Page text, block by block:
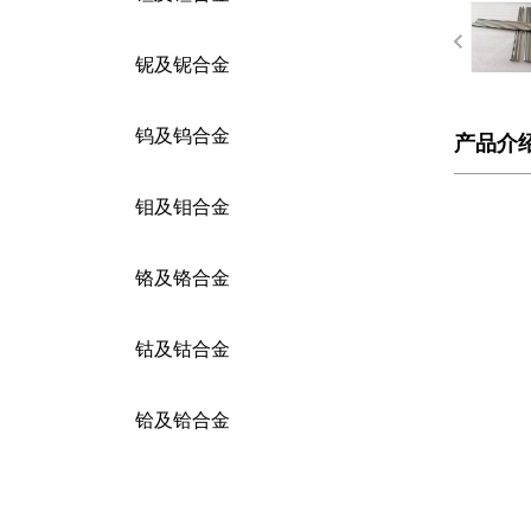
铌及铌合金
钨及钨合金
钼及钼合金
铬及铬合金
钴及钴合金
铪及铪合金
产品介